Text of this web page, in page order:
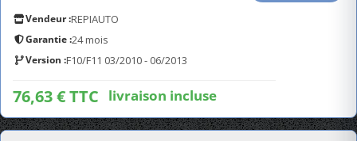
Vendeur :REPIAUTO
Garantie :24 mois
Version :F10/F11 03/2010 - 06/2013
76,63 € TTC livraison incluse